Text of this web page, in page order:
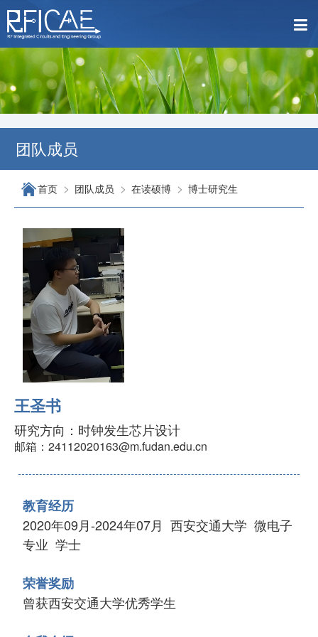
团队成员
首页 > 团队成员 > 在读硕博 > 博士研究生
王圣书
研究方向：时钟发生芯片设计
邮箱：24112020163@m.fudan.edu.cn
教育经历
2020年09月-2024年07月 西安交通大学 微电子
专业 学士
荣誉奖励
曾获西安交通大学优秀学生